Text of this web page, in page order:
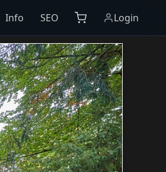
Info SEO Login